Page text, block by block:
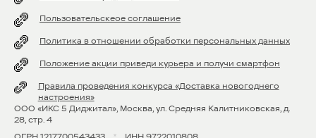
Пользовательскеое соглашение
Политика в отношении обработки персональных данных
Положение акции приведи курьера и получи смартфон
Правила проведения конкурса «Доставка новогоднего
настроения»
OOO «ИКС 5 Диджитал», Москва, ул. Средняя Калитниковская, д.
28, стр. 4